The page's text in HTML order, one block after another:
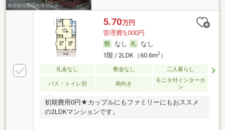
5.70万円
管理費5,000円
なし
なし
1階 / 2LDK（60.6m2）
礼金なし 敷金なし 二人暮らし
バス・トイレ別 南向き
モニタ付インターホ
ン
初期費用0円★カップルにもファミリーにもおススメ
の2LDKマンションです。